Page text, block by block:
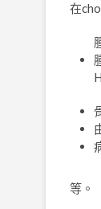
在
等。